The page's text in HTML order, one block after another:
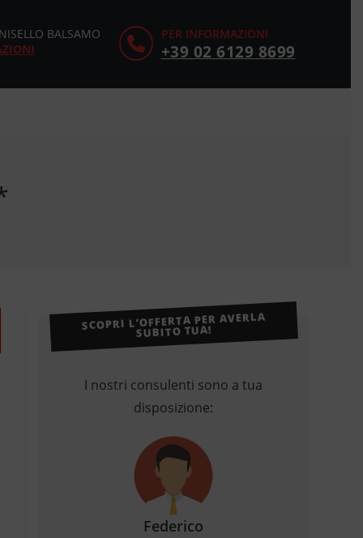
PER INFORMAZIONI
+39 02 6129 8699
BALSAMO
SCOPRI L’OFFERTA PER AVERLA
SUBITO TUA!
I nostri consulenti sono a tua
disposizione:
Federico